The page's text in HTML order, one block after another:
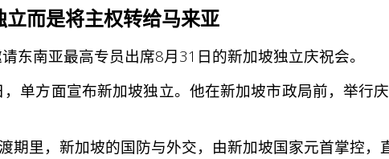
而是将主权转给马来亚
南亚最高专员出席8月31日的新加坡独立庆祝会。
方面宣布新加坡独立。他在新加坡市政局前，举行
里，新加坡的国防与外交，由新加坡国家元首掌控，